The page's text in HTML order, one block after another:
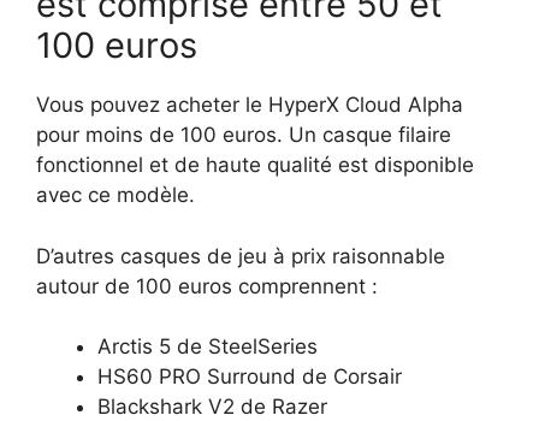
100 euros
Vous pouvez acheter le HyperX Cloud Alpha
pour moins de 100 euros. Un casque filaire
fonctionnel et de haute qualité est disponible
avec ce modèle.
D’autres casques de jeu à prix raisonnable
autour de 100 euros comprennent :
Arctis 5 de SteelSeries
HS60 PRO Surround de Corsair
Blackshark V2 de Razer